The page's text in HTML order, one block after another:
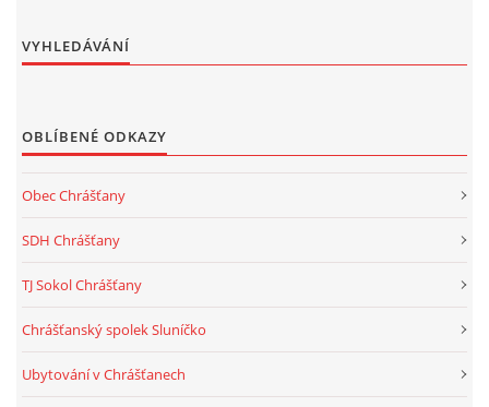
VYHLEDÁVÁNÍ
OBLÍBENÉ ODKAZY
Obec Chrášťany
SDH Chrášťany
TJ Sokol Chrášťany
Chrášťanský spolek Sluníčko
Ubytování v Chrášťanech